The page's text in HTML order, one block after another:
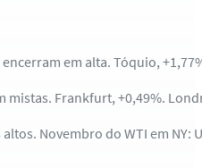
em alta. Tóquio,
mistas. Frankfurt, +0,49%.
Novembro do WTI em NY: